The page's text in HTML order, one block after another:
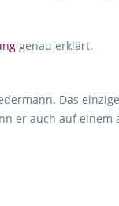
genau erklärt.
Das
er auch auf einem